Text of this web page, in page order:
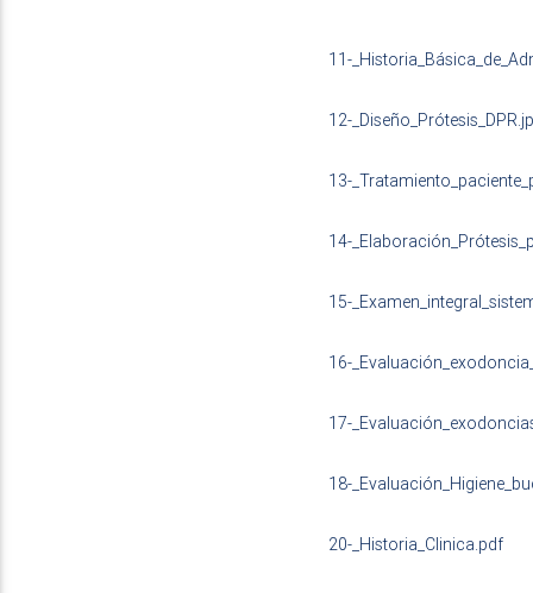
11-
12-
13-
14-
15-
16-
17-
18-
20-_Historia_Clinica.pdf